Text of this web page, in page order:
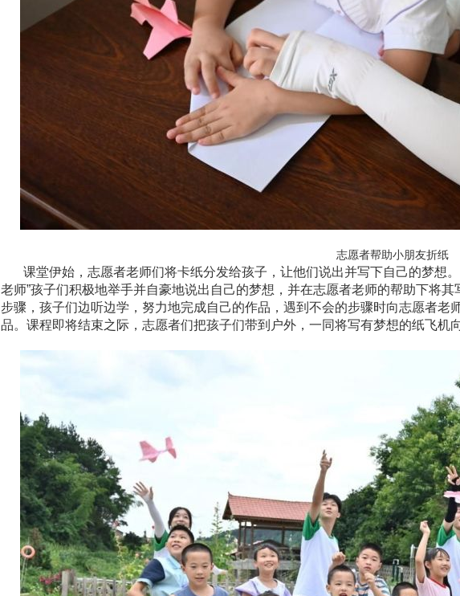
志愿者帮助小朋友折纸
课堂伊始，志愿者老师们将卡纸分发给孩子，让他们说出并写下自己的梦想。
老师”孩子们积极地举手并自豪地说出自己的梦想，并在志愿者老师的帮助下将
步骤，孩子们边听边学，努力地完成自己的作品，遇到不会的步骤时向志愿者
品。课程即将结束之际，志愿者们把孩子们带到户外，一同将写有梦想的纸飞机